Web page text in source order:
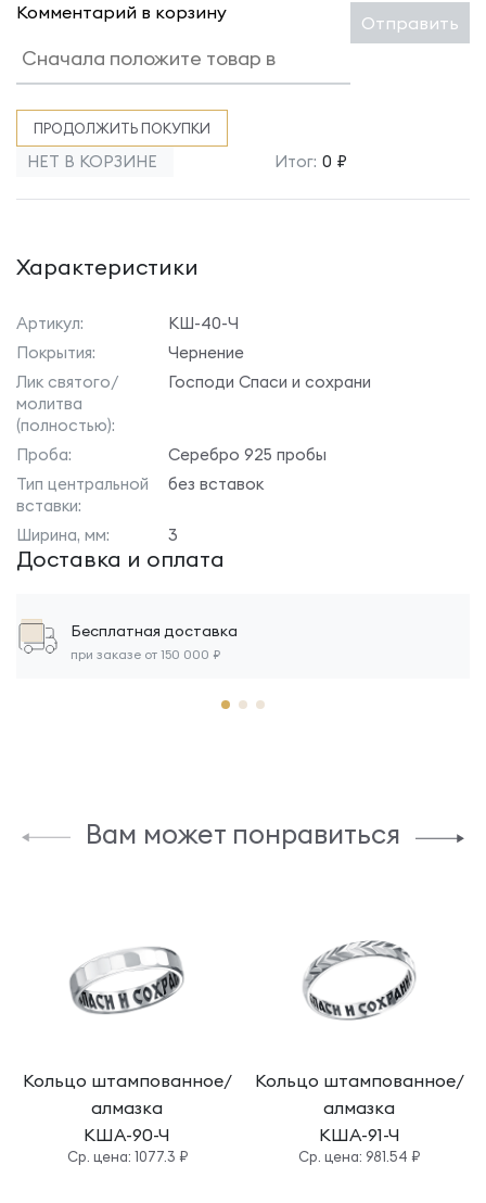
Комментарий в корзину Отправить
ПРОДОЛЖИТЬ ПОКУПКИ
НЕТ В КОРЗИНЕ Итог: 0 ₽
Характеристики
Артикул:
КШ-40-Ч
Покрытия:
Чернение
Лик святого/
молитва
(полностью):
Господи Спаси и сохрани
Проба:
Серебро 925 пробы
Тип центральной
вставки:
без вставок
Ширина, мм: 3
Доставка и оплата
Бесплатная доставка
при заказе от 150 000 ₽
Вам может понравиться
Кольцо штампованное/
алмазка
КША-90-Ч
Cр. цена: 1077.3 ₽
Кольцо штампованное/
алмазка
КША-91-Ч
Cр. цена: 981.54 ₽